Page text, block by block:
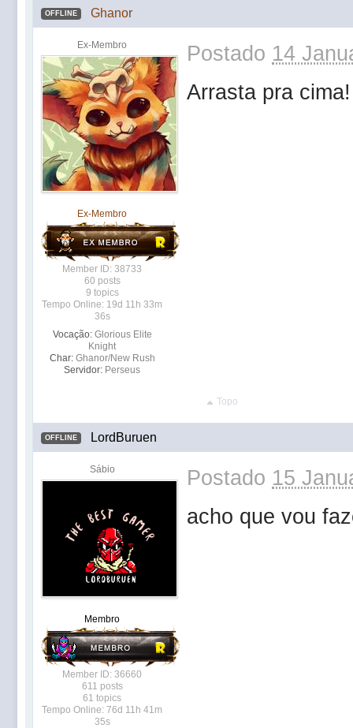
OFFLINE Ghanor
Ex-Membro
Ex-Membro
Member ID: 38733
60 posts
9 topics
Tempo Online: 19d 11h 33m
36s
Vocação: Glorious Elite
Knight
Char: Ghanor/New Rush
Servidor: Perseus
Postado 14
Arrasta pra cima!
Topo
OFFLINE LordBuruen
Sábio
Membro
Member ID: 36660
611 posts
61 topics
Tempo Online: 76d 11h 41m
35s
Postado 15
acho que vou